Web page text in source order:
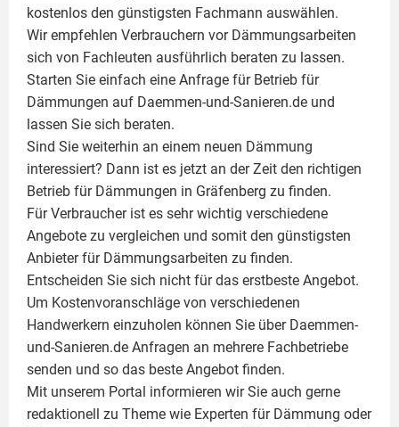
kostenlos den günstigsten Fachmann auswählen.
Wir empfehlen Verbrauchern vor Dämmungsarbeiten
sich von Fachleuten ausführlich beraten zu lassen.
Starten Sie einfach eine Anfrage für Betrieb für
Dämmungen auf Daemmen-und-Sanieren.de und
lassen Sie sich beraten.
Sind Sie weiterhin an einem neuen Dämmung
interessiert? Dann ist es jetzt an der Zeit den richtigen
Betrieb für Dämmungen in Gräfenberg zu finden.
Für Verbraucher ist es sehr wichtig verschiedene
Angebote zu vergleichen und somit den günstigsten
Anbieter für Dämmungsarbeiten zu finden.
Entscheiden Sie sich nicht für das erstbeste Angebot.
Um Kostenvoranschläge von verschiedenen
Handwerkern einzuholen können Sie über Daemmen-
und-Sanieren.de Anfragen an mehrere Fachbetriebe
senden und so das beste Angebot finden.
Mit unserem Portal informieren wir Sie auch gerne
redaktionell zu Theme wie Experten für Dämmung oder